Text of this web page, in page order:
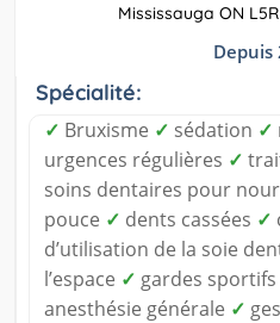
Mississauga ON L5R
Depuis
Spécialité:
✓ Bruxisme ✓ sédation ✓
urgences régulières ✓
soins dentaires pour
pouce ✓ dents cassées ✓
d’utilisation de la soie
l’espace ✓ gardes sportifs
anesthésie générale ✓